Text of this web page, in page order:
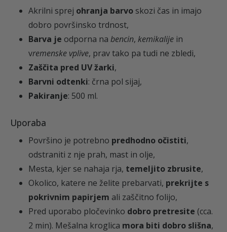
Akrilni sprej ohranja barvo skozi čas in imajo
dobro površinsko trdnost,
Barva je odporna na bencin, kemikalije in
vremenske vplive, prav tako pa tudi ne zbledi,
Zaščita pred UV žarki,
Barvni odtenki: črna pol sijaj,
Pakiranje: 500 ml.
Uporaba
Površino je potrebno predhodno očistiti,
odstraniti z nje prah, mast in olje,
Mesta, kjer se nahaja rja, temeljito zbrusite,
Okolico, katere ne želite prebarvati, prekrijte s
pokrivnim papirjem ali zaščitno folijo,
Pred uporabo pločevinko dobro pretresite (cca.
2 min). Mešalna kroglica mora biti dobro slišna,